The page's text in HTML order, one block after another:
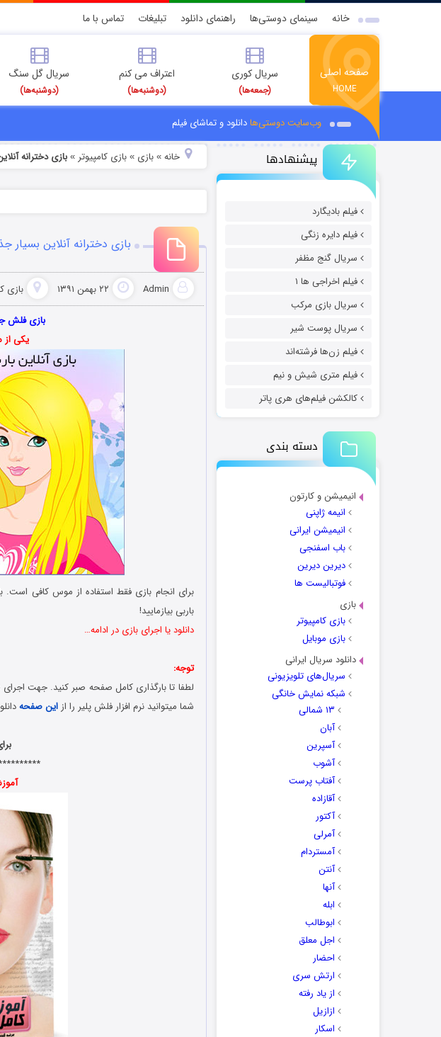
خانه سینمای دوستی‌ها راهنمای دانلود تبلیغات تماس با ما
صفحه اصلی
HOME
سریال کوری
(جمعه‌ها)
اعتراف می کنم
(دوشنبه‌ها)
سریال گل سنگ
(دوشنبه‌ها)
وب‌سایت دوستی‌هادانلود و تماشای فیلم
پیشنهادها
فیلم بادیگارد
فیلم دایره زنگی
سریال گنج مظفر
فیلم اخراجی ها ۱
سریال بازی مرکب
سریال پوست شیر
فیلم زن‌ها فرشته‌اند
فیلم متری شیش و نیم
کالکشن فیلم‌های هری پاتر
دسته بندی
انیمیشن و کارتون
انیمه ژاپنی
انیمیشن ایرانی
باب اسفنجی
دیرین دیرین
فوتبالیست ها
بازی
بازی کامپیوتر
بازی موبایل
دانلود سریال ایرانی
سریال‌های تلویزیونی
شبکه نمایش خانگی
۱۳ شمالی
آبان
آسپرین
آشوب
آفتاب پرست
آقازاده
آکتور
آمرلی
آمستردام
آنتن
آنها
ابله
ابوطالب
اجل معلق
احضار
ارتش سری
از یاد رفته
ازازیل
اسکار
خانه» بازی » بازی کامپیوتر » بازی دخترانه
بازی دخترانه آنلاین بسیار
Admin ۲۲ بهمن ۱۳۹۱ بازی
بازی فلش
یکی از
برای انجام بازی فقط استفاده از موس کافی است.
باربی بیازمایید!
دانلود یا اجرای بازی در ادامه…
توجه:
شما میتوانید نرم افزار فلش پلیر را ازاین صفحه